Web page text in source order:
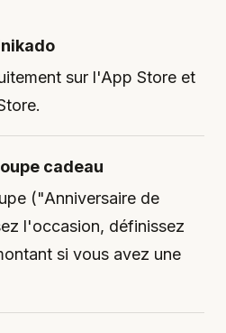
sur l'App Store et
cadeau
("Anniversaire de
l'occasion, définissez
si vous avez une